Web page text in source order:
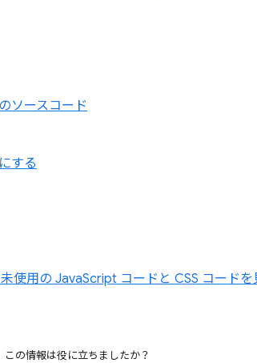
ソースコード
する
使用の JavaScript コードと CSS コードを
この情報は役に立ちましたか？